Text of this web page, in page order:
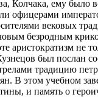
Колчака, ему было
офицерами
вековых
безродным
аристократизм не
был послан
традицию
В этом учебном
и память о